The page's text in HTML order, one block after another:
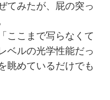
てみたが、屁の突っ
ここまで写らなくて
ベルの光学性能だっ
眺めているだけでも